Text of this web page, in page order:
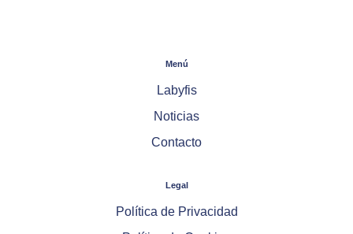
Menú
Labyfis
Noticias
Contacto
Legal
Política de Privacidad